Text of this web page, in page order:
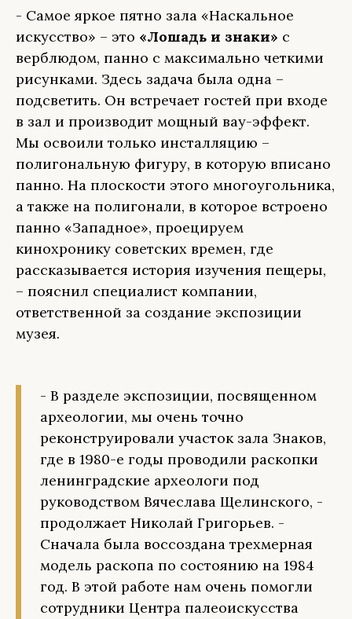
- Самое яркое пятно зала «Наскальное
искусство» – это «Лошадь и знаки» с
верблюдом, панно с максимально четкими
рисунками. Здесь задача была одна –
подсветить. Он встречает гостей при входе
в зал и производит мощный вау-эффект.
Мы освоили только инсталляцию –
полигональную фигуру, в которую вписано
панно. На плоскости этого многоугольника,
а также на полигонали, в которое встроено
панно «Западное», проецируем
кинохронику советских времен, где
рассказывается история изучения пещеры,
– пояснил специалист компании,
ответственной за создание экспозиции
музея.
- В разделе экспозиции, посвященном
археологии, мы очень точно
реконструировали участок зала Знаков,
где в 1980-е годы проводили раскопки
ленинградские археологи под
руководством Вячеслава Щелинского, -
продолжает Николай Григорьев. -
Сначала была воссоздана трехмерная
модель раскопа по состоянию на 1984
год. В этой работе нам очень помогли
сотрудники Центра палеоискусства